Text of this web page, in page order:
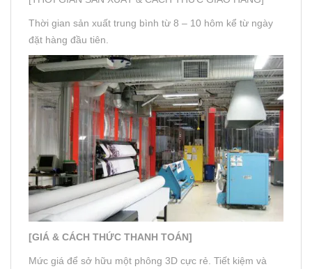
Thời gian sản xuất trung bình từ 8 – 10 hôm kể từ ngày
đặt hàng đầu tiên.
[GIÁ & CÁCH THỨC THANH TOÁN]
Mức giá để sở hữu một phông 3D cực rẻ. Tiết kiệm và